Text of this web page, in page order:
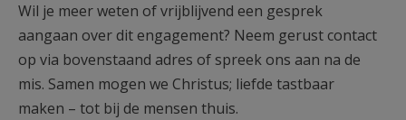
Wil je meer weten of vrijblijvend een gesprek
aangaan over dit engagement? Neem gerust contact
op via bovenstaand adres of spreek ons aan na de
mis. Samen mogen we Christus; liefde tastbaar
maken – tot bij de mensen thuis.